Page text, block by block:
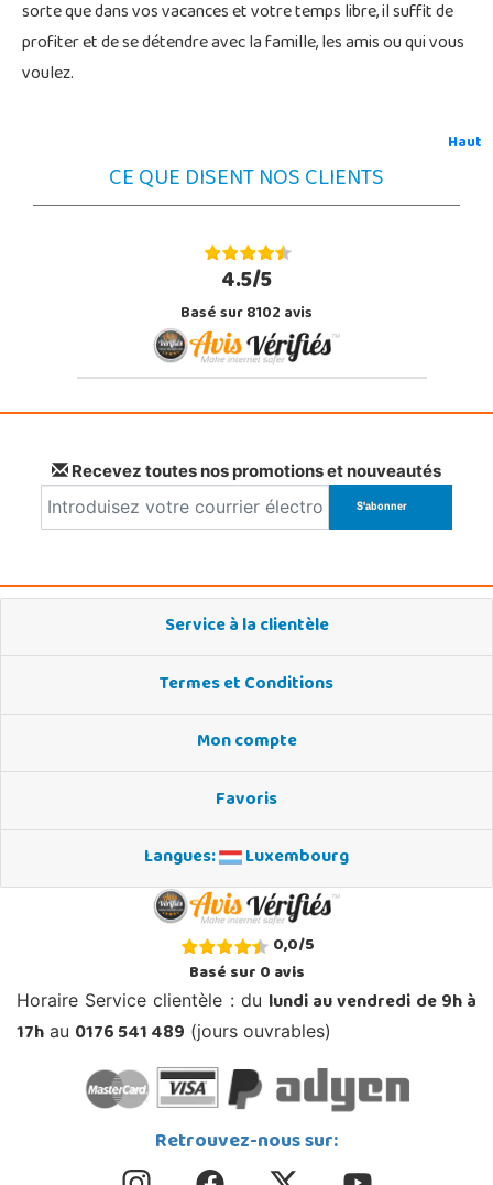
sorte que dans vos vacances et votre temps libre, il suffit de
profiter et de se détendre avec la famille, les amis ou qui vous
voulez.
Haut
CE QUE DISENT NOS CLIENTS
4.5/5
Basé sur 8102 avis
Recevez toutes nos promotions et nouveautés
Service à la clientèle
Termes et Conditions
Mon compte
Favoris
Langues:
Luxembourg
0,0/5
Basé sur0avis
Horaire Service clientèle : du lundi au vendredi de 9h à
17h au 0176 541 489 (jours ouvrables)
Retrouvez-nous sur: